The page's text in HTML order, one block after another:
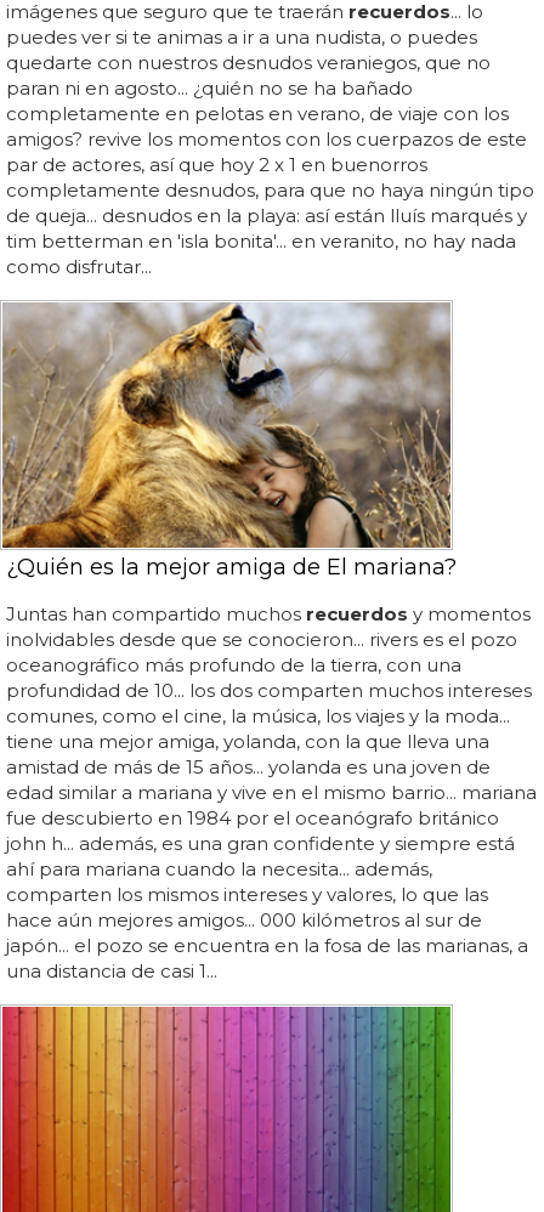
imágenes que seguro que te traerán recuerdos... lo
puedes ver si te animas a ir a una nudista, o puedes
quedarte con nuestros desnudos veraniegos, que no
paran ni en agosto... ¿quién no se ha bañado
completamente en pelotas en verano, de viaje con los
amigos? revive los momentos con los cuerpazos de este
par de actores, así que hoy 2 x 1 en buenorros
completamente desnudos, para que no haya ningún tipo
de queja... desnudos en la playa: así están lluís marqués y
tim betterman en 'isla bonita'... en veranito, no hay nada
como disfrutar...
¿Quién es la mejor amiga de El mariana?
Juntas han compartido muchos recuerdos y momentos
inolvidables desde que se conocieron... rivers es el pozo
oceanográfico más profundo de la tierra, con una
profundidad de 10... los dos comparten muchos intereses
comunes, como el cine, la música, los viajes y la moda...
tiene una mejor amiga, yolanda, con la que lleva una
amistad de más de 15 años... yolanda es una joven de
edad similar a mariana y vive en el mismo barrio... mariana
fue descubierto en 1984 por el oceanógrafo británico
john h... además, es una gran confidente y siempre está
ahí para mariana cuando la necesita... además,
comparten los mismos intereses y valores, lo que las
hace aún mejores amigos... 000 kilómetros al sur de
japón... el pozo se encuentra en la fosa de las marianas, a
una distancia de casi 1...